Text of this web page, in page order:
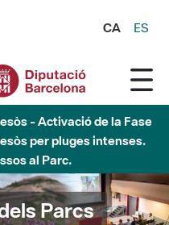
CA ES
- Activació de la Fase
per pluges intenses.
al Parc.
Parcs